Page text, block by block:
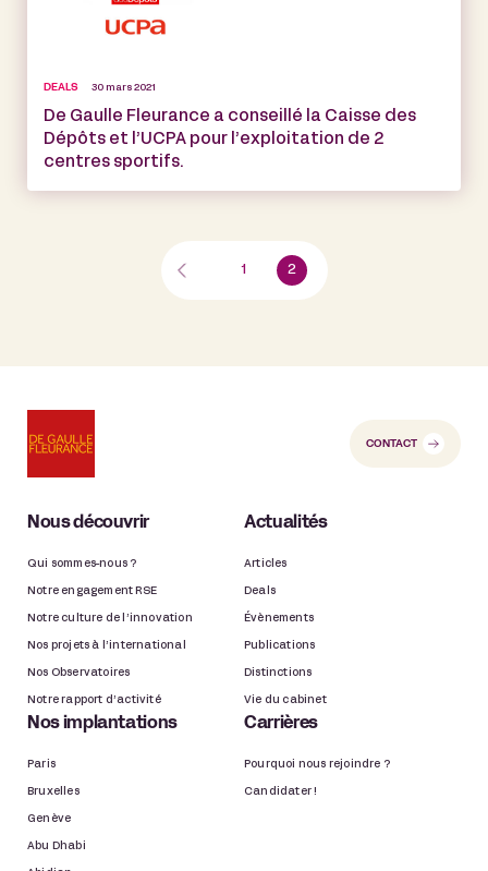
DEALS 30 mars 2021
De Gaulle Fleurance a conseillé la Caisse des
Dépôts et l’UCPA pour l’exploitation de 2
centres sportifs.
1 2
CONTACT
Nous découvrir
Qui sommes-nous ?
Notre engagement RSE
Notre culture de l’innovation
Nos projets à l’international
Nos Observatoires
Notre rapport d’activité
Actualités
Articles
Deals
Évènements
Publications
Distinctions
Vie du cabinet
Nos implantations
Paris
Bruxelles
Genève
Abu Dhabi
Carrières
Pourquoi nous rejoindre ?
Candidater !